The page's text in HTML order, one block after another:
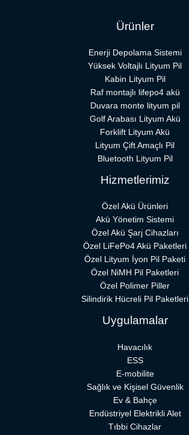
Ürünler
Enerji Depolama Sistemi
Yüksek Voltajlı Lityum Pil
Kabin Lityum Pil
Raf montajlı lifepo4 akü
Duvara monte lityum pil
Golf Arabası Lityum Akü
Forklift Lityum Akü
Lityum Çift Amaçlı Pil
Bluetooth Lityum Pil
Hizmetlerimiz
Özel Akü Ürünleri
Akü Yönetim Sistemi
Özel Akü Şarj Cihazları
Özel LiFePo4 Akü Paketleri
Özel Lityum İyon Pil Paketi
Özel NiMH Pil Paketleri
Özel Polimer Piller
Silindirik Hücreli Pil Paketleri
Uygulamalar
Havacılık
ESS
E-mobilite
Sağlık ve Kişisel Güvenlik
Ev & Bahçe
Endüstriyel Elektrikli Alet
Tıbbi Cihazlar